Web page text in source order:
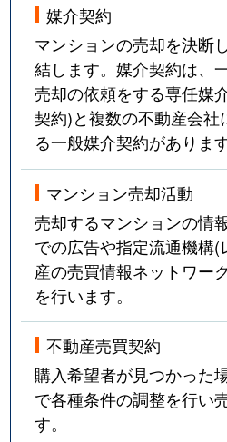
媒介契約
マンションの売却を決断
結します。媒介契約は、
売却の依頼をする専任媒
契約)と複数の不動産会社
る一般媒介契約があります
マンション売却活動
売却するマンションの情
での広告や指定流通機構(
産の売買情報ネットワー
を行います。
不動産売買契約
購入希望者が見つかった
で各種条件の調整を行い
す。